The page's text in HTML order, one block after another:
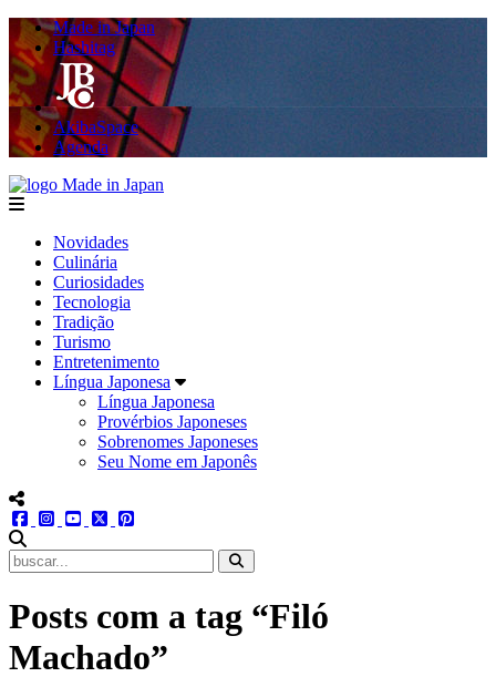
Made in Japan
Hashitag
AkibaSpace
Agenda
menu
Novidades
Culinária
Curiosidades
Tecnologia
Tradição
Turismo
Entretenimento
Língua Japonesa
Língua Japonesa
Provérbios Japoneses
Sobrenomes Japoneses
Seu Nome em Japonês
menu redes social
facebookinstagram
youtube
twitter
Posts com a tag “Filó
Machado”